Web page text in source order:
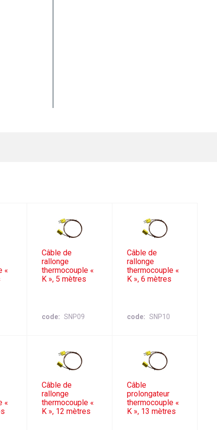
«
Câble de
rallonge
thermocouple «
K », 5 mètres
code SNP09
Câble de
rallonge
thermocouple «
K », 6 mètres
code SNP10
«
Câble de
rallonge
thermocouple «
K », 12 mètres
Câble
prolongateur
thermocouple «
K », 13 mètres